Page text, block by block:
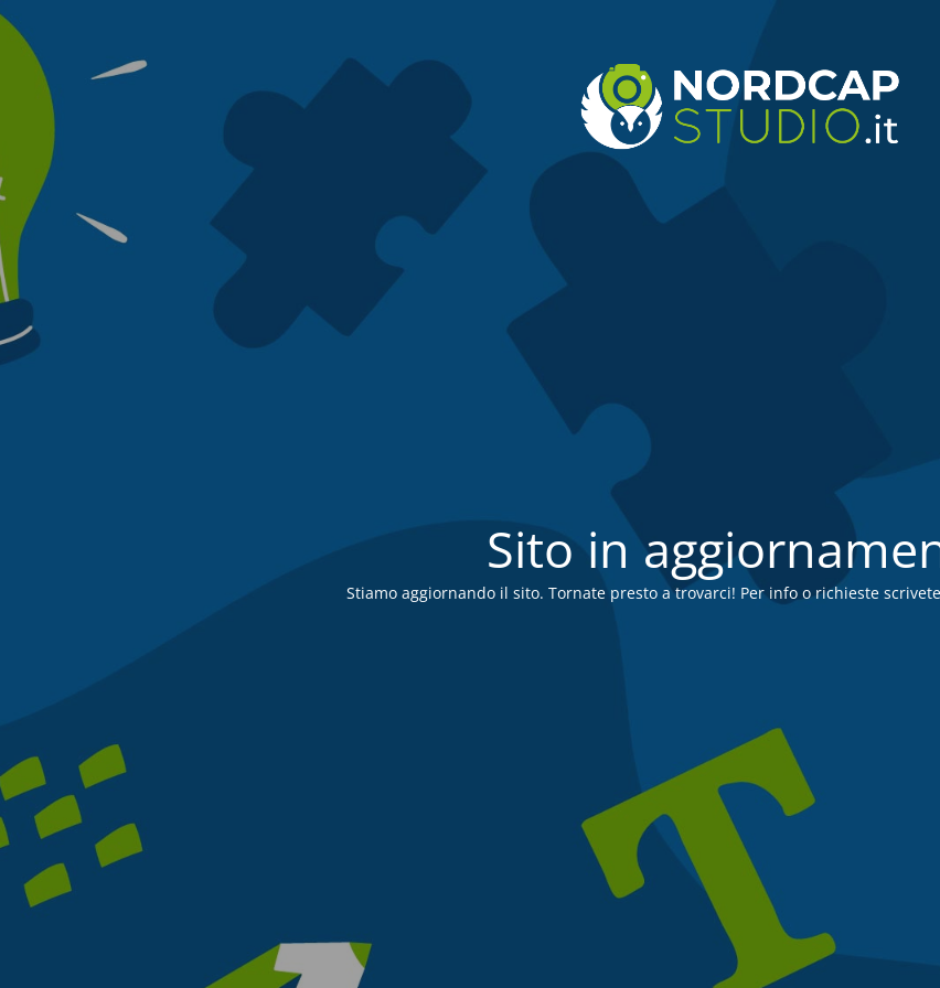
Sito in
Stiamo aggiornando il sito. Tornate presto a trovarci! Per info o richieste